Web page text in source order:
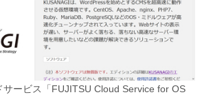
ービス「FUJITSU Cloud Service for OS